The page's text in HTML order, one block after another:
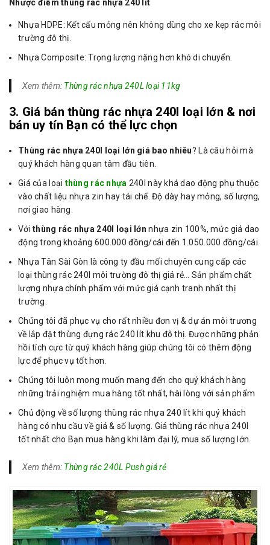
Nhược điểm thùng rác nhựa 240 lít
Nhựa HDPE: Kết cấu mỏng nên không dùng cho xe kẹp rác môi
trường đô thị.
Nhựa Composite: Trọng lượng nặng hơn khó di chuyển.
Xem thêm: Thùng rác nhựa 240L loại 11kg
3. Giá bán thùng rác nhựa 240l loại lớn & nơi
bán uy tín Bạn có thể lực chọn
Thùng rác nhựa 240l loại lớn giá bao nhiêu? Là câu hỏi mà
quý khách hàng quan tâm đầu tiên.
Giá của loại thùng rác nhựa 240l này khá dao động phụ thuộc
vào chất liệu nhựa zin hay tái chế. Độ dày hay mỏng, số lượng,
nơi giao hàng.
Vớithùng rác nhựa 240l loại lớn nhựa zin 100%, mức giá dao
động trong khoảng 600.000 đồng/cái đến 1.050.000 đồng/cái.
Nhựa Tân Sài Gòn là công ty đầu mối chuyên cung cấp các
loại thùng rác 240l môi trường đô thị giá rẻ… Sản phẩm chất
lượng nhựa chính phẩm với mức giá cạnh tranh nhất thị
trường.
Chúng tôi đã phục vụ cho rất nhiều đơn vị & dự án môi trương
về lắp đặt thùng đựng rác 240 lít khu đô thị. Được những phản
hồi tích cực từ quý khách hàng giúp chúng tôi có thêm động
lực để phục vụ tốt hơn.
Chúng tôi luôn mong muốn mang đến cho quý khách hàng
những trải nghiệm mua hàng tốt nhất, hài lòng với sản phẩm
Chủ động về số lượng thùng rác nhựa 240 lít khi quý khách
hàng có nhu cầu về giá & số lượng. Giá thùng rác nhựa 240l
tốt nhất cho Bạn mua hàng khi làm đại lý, mua số lượng lớn.
Xem thêm: Thùng rác 240L Push giá rẻ